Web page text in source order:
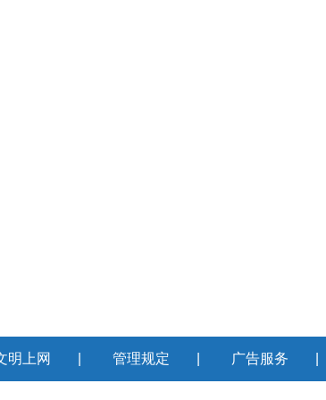
明上网 管理规定 广告服务